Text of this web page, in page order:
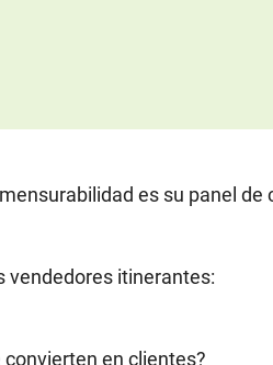
es su panel de
vendedores itinerantes:
en clientes?